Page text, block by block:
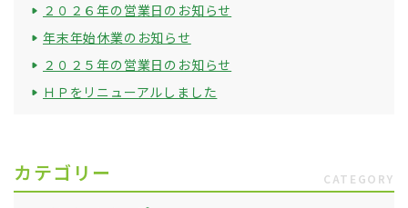
２０２６年の営業日のお知らせ
年末年始休業のお知らせ
２０２５年の営業日のお知らせ
ＨＰをリニューアルしました
カテゴリー CATEGORY